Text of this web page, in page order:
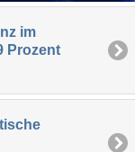
im
Prozent